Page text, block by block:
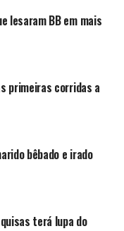
lesaram BB em mais
primeiras corridas a
bêbado e irado
terá lupa do